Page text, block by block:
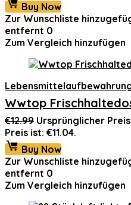
Buy Now
Zur Wunschliste
entfernt 0
Zum Vergleich hinzufügen
Wwtop
€12.99 Ursprünglicher
Preis ist: €11.04.
Buy Now
Zur Wunschliste
entfernt 0
Zum Vergleich hinzufügen